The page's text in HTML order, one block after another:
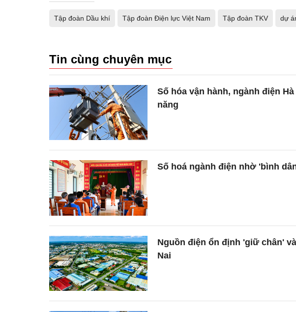
Tập đoàn Dầu khí Tập đoàn Điện lực Việt Nam Tập đoàn TKV dự
Tin cùng chuyên mục
Số hóa vận hành, ngành điện
năng
Số hoá ngành điện nhờ 'bình
Nguồn điện ổn định 'giữ chân'
Nai